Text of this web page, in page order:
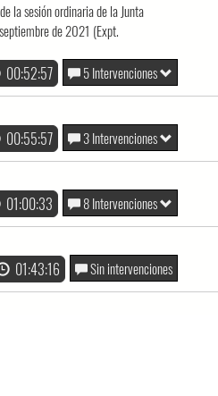
la sesión ordinaria de la Junta
de 2021 (Expt.
00:52:57 5 Intervenciones
00:55:57 3 Intervenciones
01:00:33 8 Intervenciones
01:43:16 Sin intervenciones